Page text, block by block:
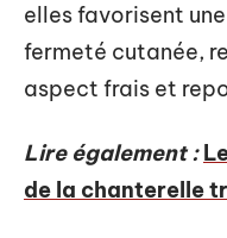
elles favorisent
fermeté cutanée,
aspect frais et
Lire également :
de la chanterelle